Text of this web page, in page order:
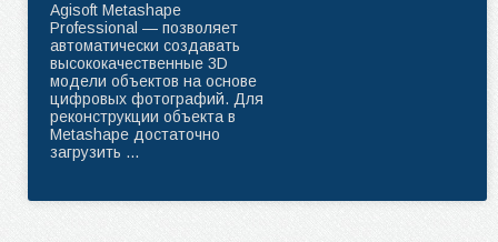
Agisoft Metashape
Professional — позволяет
автоматически создавать
высококачественные 3D
модели объектов на основе
цифровых фотографий. Для
реконструкции объекта в
Metashape достаточно
загрузить ...